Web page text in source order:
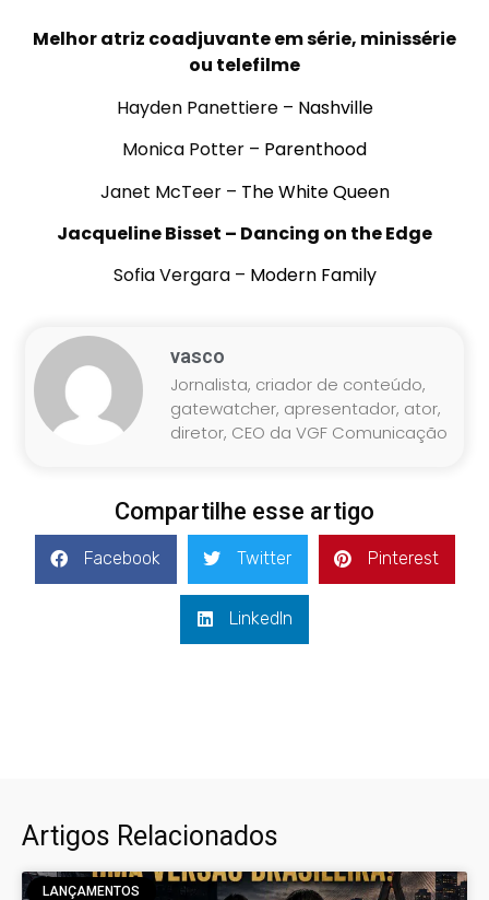
Melhor atriz coadjuvante em série, minissérie
ou telefilme
Hayden Panettiere – Nashville
Monica Potter – Parenthood
Janet McTeer – The White Queen
Jacqueline Bisset – Dancing on the Edge
Sofia Vergara – Modern Family
vasco
Jornalista, criador de conteúdo,
gatewatcher, apresentador, ator,
diretor, CEO da VGF Comunicação
Compartilhe esse artigo
Facebook Twitter Pinterest
LinkedIn
Artigos Relacionados
LANÇAMENTOS